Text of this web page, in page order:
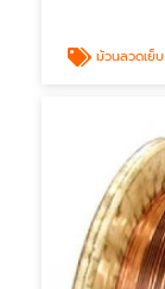
ม้วนลวดเย็บ